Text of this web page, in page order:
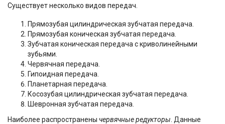
Существует несколько видов передач.
Прямозубая цилиндрическая зубчатая передача.
Прямозубая коническая зубчатая передача.
Зубчатая коническая передача с криволинейными
зубьями.
Червячная передача.
Гипоидная передача.
Планетарная передача.
Косозубая цилиндрическая зубчатая передача.
Шевронная зубчатая передача.
Наиболее распространены червячные редукторы . Данные